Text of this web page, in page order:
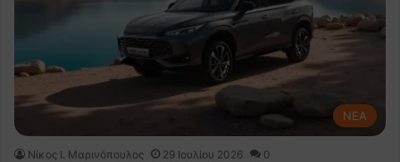
NEA
Nίκος Ι. Mαρινόπουλος 29 Ιουλίου 2026 0